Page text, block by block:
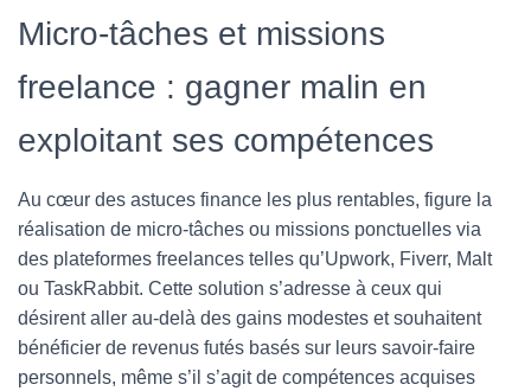
Micro-tâches et missions
freelance : gagner malin en
exploitant ses compétences
Au cœur des astuces finance les plus rentables, figure la
réalisation de micro-tâches ou missions ponctuelles via
des plateformes freelances telles qu’Upwork, Fiverr, Malt
ou TaskRabbit. Cette solution s’adresse à ceux qui
désirent aller au-delà des gains modestes et souhaitent
bénéficier de revenus futés basés sur leurs savoir-faire
personnels, même s’il s’agit de compétences acquises